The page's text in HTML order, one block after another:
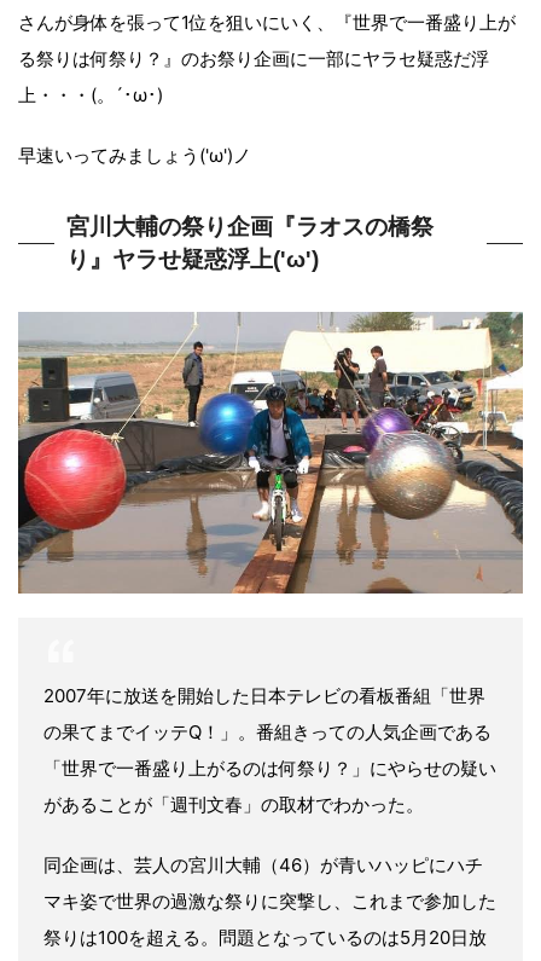
さんが身体を張って1位を狙いにいく、『世界で一番盛り上が
る祭りは何祭り？』のお祭り企画に一部にヤラセ疑惑だ浮
上・・・(。´･ω･)
早速いってみましょう('ω')ノ
宮川大輔の祭り企画『ラオスの橋祭
り』ヤラせ疑惑浮上('ω')
2007年に放送を開始した日本テレビの看板番組「世界
の果てまでイッテQ！」。番組きっての人気企画である
「世界で一番盛り上がるのは何祭り？」にやらせの疑い
があることが「週刊文春」の取材でわかった。
同企画は、芸人の宮川大輔（46）が青いハッピにハチ
マキ姿で世界の過激な祭りに突撃し、これまで参加した
祭りは100を超える。問題となっているのは5月20日放